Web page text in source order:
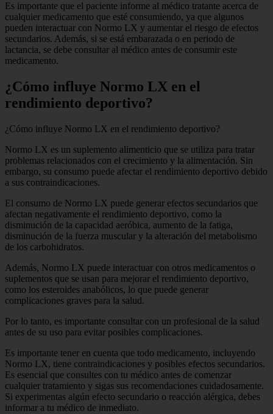
Es importante que el paciente informe al médico tratante acerca de
cualquier medicamento que esté consumiendo, ya que algunos
pueden interactuar con Normo LX y aumentar el riesgo de efectos
secundarios. Además, si se está embarazada o en periodo de
lactancia, se debe consultar al médico antes de consumir este
medicamento.
¿Cómo influye Normo LX en el
rendimiento deportivo?
¿Cómo influye Normo LX en el rendimiento deportivo?
Normo LX es un suplemento alimenticio que se utiliza para tratar
problemas relacionados con el crecimiento y la alimentación. Sin
embargo, su consumo puede afectar el rendimiento deportivo debido
a sus contraindicaciones.
El consumo de Normo LX puede generar efectos secundarios que
afectan negativamente el rendimiento deportivo, como la
disminución de la capacidad aeróbica, aumento de la fatiga,
disminución de la fuerza muscular y la alteración del metabolismo
de los carbohidratos.
Además, Normo LX puede interactuar con otros medicamentos o
suplementos que se usan para mejorar el rendimiento deportivo,
como los esteroides anabólicos, lo que puede generar
complicaciones graves para la salud.
Por lo tanto, es importante consultar con un profesional de la salud
antes de su uso para evitar posibles complicaciones.
Es importante tener en cuenta que todo medicamento, incluyendo
Normo LX, tiene contraindicaciones y posibles efectos secundarios.
Es esencial que consultes con tu médico antes de comenzar
cualquier tratamiento y sigas sus recomendaciones cuidadosamente.
Si experimentas algún efecto secundario o reacción alérgica, debes
informar a tu médico de inmediato.